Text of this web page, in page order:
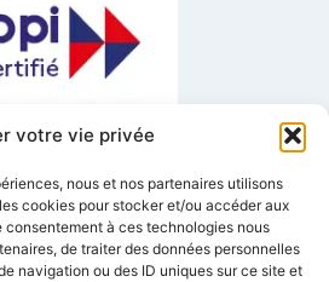
votre vie privée
nous et nos partenaires utilisons
cookies pour stocker et/ou accéder aux
consentement à ces technologies nous
de traiter des données personnelles
navigation ou des ID uniques sur ce site et
de formation
DISTANCE